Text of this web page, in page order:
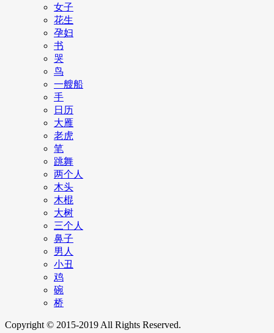
女子
花生
孕妇
书
哭
鸟
一艘船
手
日历
大雁
老虎
笔
跳舞
两个人
木头
木棍
大树
三个人
鼻子
男人
小丑
鸡
碗
桥
Copyright © 2015-2019 All Rights Reserved.